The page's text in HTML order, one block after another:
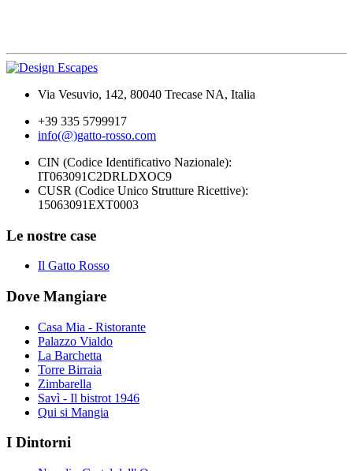
Via Vesuvio, 142, 80040 Trecase NA, Italia
+39 335 5799917
info(@)gatto-rosso.com
CIN (Codice Identificativo Nazionale):
IT063091C2DRLDXOC9
CUSR (Codice Unico Strutture Ricettive):
15063091EXT0003
Le nostre case
Il Gatto Rosso
Dove Mangiare
Casa Mia - Ristorante
Palazzo Vialdo
La Barchetta
Torre Birraia
Zimbarella
Savì - Il bistrot 1946
Qui si Mangia
I Dintorni